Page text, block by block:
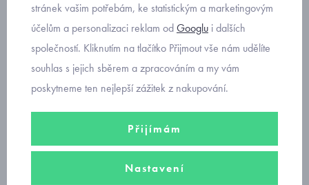
letní komplet s dinosaury
1652-21
stránek vašim potřebám, ke statistickým a marketingovým
účelům a personalizaci reklam odGooglu i dalších
společností. Kliknutím na tlačítko Přijmout vše nám udělíte
souhlas s jejich sběrem a zpracováním a my vám
poskytneme ten nejlepší zážitek z nakupování.
Přijímám
Nastavení